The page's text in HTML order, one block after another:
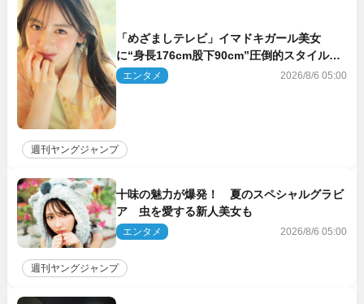
「めざましテレビ」イマドキガール美女
に“身長176cm股下90cm”圧倒的スタイルの
美女も ヤンジャン最新号
エンタメ 2026/8/6 05:00
週刊ヤングジャンプ
十味の魅力が爆発！ 夏のスペシャルグラビ
ア 虫を愛する新人美女も
エンタメ 2026/8/6 05:00
週刊ヤングジャンプ